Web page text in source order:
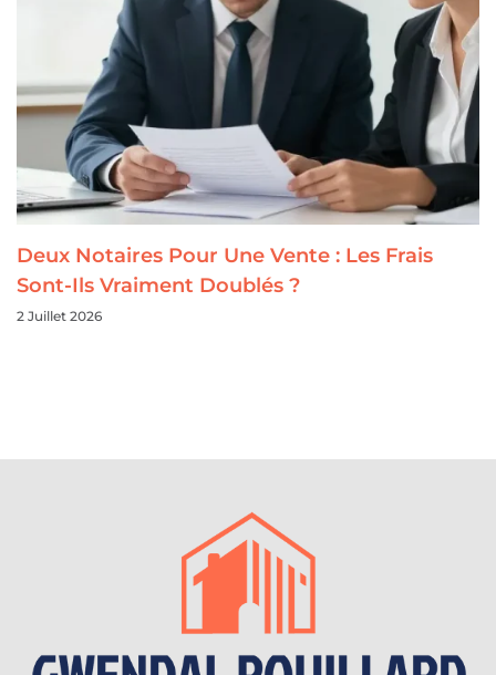
Deux Notaires Pour Une Vente : Les Frais
Sont-Ils Vraiment Doublés ?
2 Juillet 2026